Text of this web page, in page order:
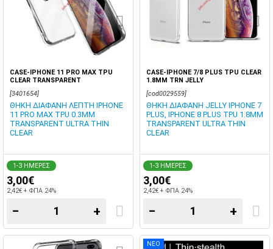
CASE-IPHONE 11 PRO MAX TPU
CLEAR TRANSPARENT
[3401654]
ΘΗΚΗ ΔΙΑΦΑΝΗ ΛΕΠΤΗ IPHONE
11 PRO MAX TPU 0.3MM
TRANSPARENT ULTRA THIN
CLEAR
1-3 ΗΜΕΡΕΣ
3,00€
2,42€ + ΦΠΑ 24%
− +
CASE-IPHONE 7/8 PLUS TPU CLEAR
1.8MM TRN JELLY
[cod0029559]
ΘΗΚΗ ΔΙΑΦΑΝΗ JELLY IPHONE 7
PLUS, IPHONE 8 PLUS TPU 1.8MM
TRANSPARENT ULTRA THIN
CLEAR
1-3 ΗΜΕΡΕΣ
3,00€
2,42€ + ΦΠΑ 24%
− +
ΝΕΟ